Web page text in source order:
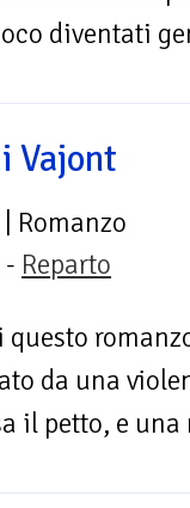
diventati
Vajont
| Romanzo
Reparto
da una
il petto, e